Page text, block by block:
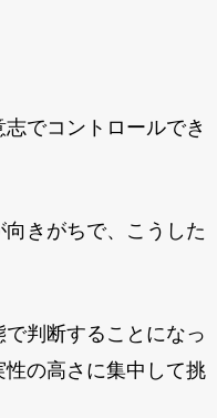
でコントロールでき
きがちで、こうした
判断することになっ
の高さに集中して挑